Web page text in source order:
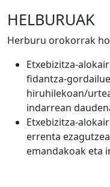
HELBURUAK
Herburu orokorrak
Etxebizitza-
fidantza-
hiruhilekoan/
indarrean
Etxebizitza-
errenta
emandakoak eta